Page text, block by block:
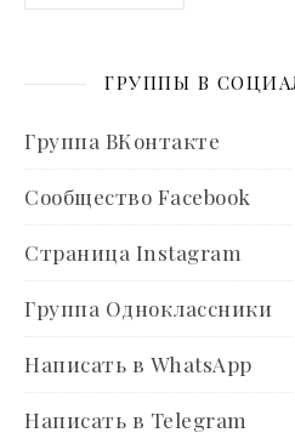
ГРУППЫ В
Группа ВКонтакте
Сообщество Facebook
Страница Instagram
Группа Одноклассники
Написать в WhatsApp
Написать в Telegram